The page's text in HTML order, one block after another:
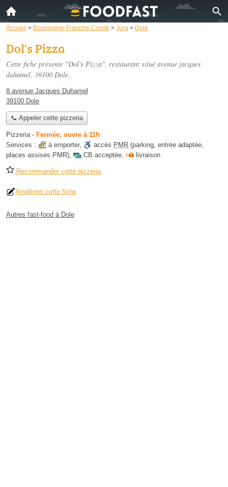
Accueil > Bourgogne-Franche-Comté > Jura > Dole
Dol's Pizza
Cette fiche présente "Dol's Pizza", restaurant situé avenue jacques
duhamel, 39100 Dole.
8 avenue Jacques Duhamel
39100 Dole
📞 Appeler cette pizzeria
Pizzeria- Fermée, ouvre à 11h
Services :
à emporter, accès PMR (parking, entrée adaptée,
places assises PMR), CB acceptée, livraison
Recommander cette pizzeria
Améliorer cette fiche
Autres fast-food à Dole